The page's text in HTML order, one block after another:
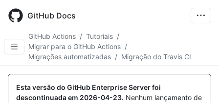
main
GitHub Docs
GitHub Actions / Tutoriais /
Migrar para o GitHub Actions /
Migrações automatizadas / Migração do Travis CI
Esta versão do GitHub Enterprise Server foi
descontinuada em 2026-04-23. Nenhum lançamento de